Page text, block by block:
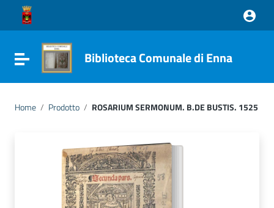
Vai ai contenuti
Vai al menu di navigazione
Vai al footer
Attiva / disattiva la navigazione
Biblioteca Comunale di Enna
Home / Prodotto / ROSARIUM SERMONUM. B.DE BUSTIS. 1525